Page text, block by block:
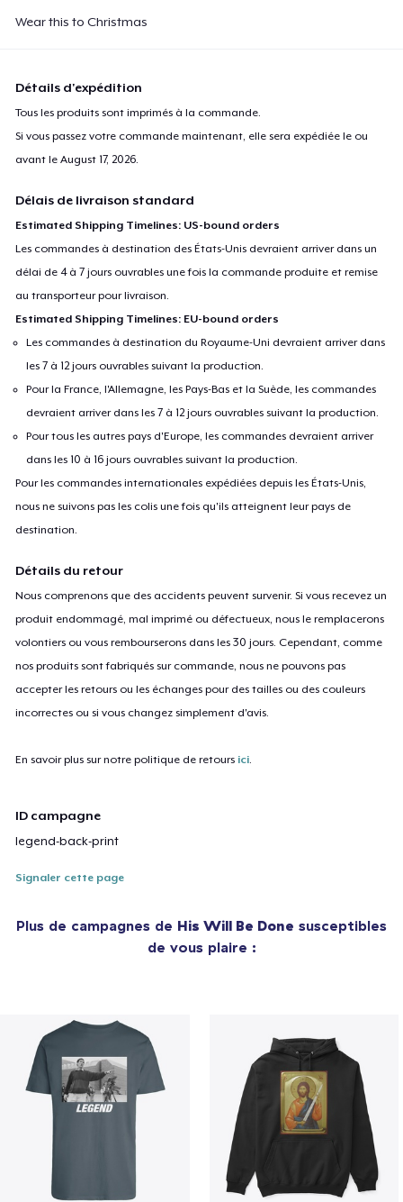
Wear this to Christmas
Détails d'expédition
Tous les produits sont imprimés à la commande.
Si vous passez votre commande maintenant, elle sera expédiée le ou
avant leAugust 17, 2026.
Délais de livraison standard
Estimated Shipping Timelines: US-bound orders
Les commandes à destination des États-Unis devraient arriver dans un
délai de 4 à 7 jours ouvrables une fois la commande produite et remise
au transporteur pour livraison.
Estimated Shipping Timelines: EU-bound orders
Les commandes à destination du Royaume-Uni devraient arriver dans
les 7 à 12 jours ouvrables suivant la production.
Pour la France, l'Allemagne, les Pays-Bas et la Suède, les commandes
devraient arriver dans les 7 à 12 jours ouvrables suivant la production.
Pour tous les autres pays d'Europe, les commandes devraient arriver
dans les 10 à 16 jours ouvrables suivant la production.
Pour les commandes internationales expédiées depuis les États-Unis,
nous ne suivons pas les colis une fois qu'ils atteignent leur pays de
destination.
Détails du retour
Nous comprenons que des accidents peuvent survenir. Si vous recevez un
produit endommagé, mal imprimé ou défectueux, nous le remplacerons
volontiers ou vous rembourserons dans les 30 jours. Cependant, comme
nos produits sont fabriqués sur commande, nous ne pouvons pas
accepter les retours ou les échanges pour des tailles ou des couleurs
incorrectes ou si vous changez simplement d'avis.
En savoir plus sur notre politique de retours ici.
ID campagne
legend-back-print
Signaler cette page
Plus de campagnes de His Will Be Done susceptibles
de vous plaire :